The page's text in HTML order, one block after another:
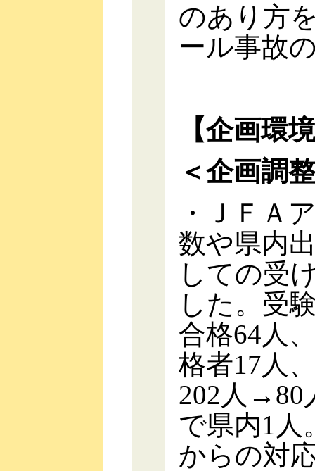
のあり方
ール事故
【企画環
＜企画調
・ＪＦＡ
数や県内
しての受
した。受
合格64人
格者17人
202人→80
で県内1人
からの対